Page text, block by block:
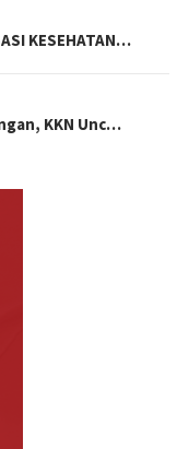
KESEHATAN…
KKN Unc…